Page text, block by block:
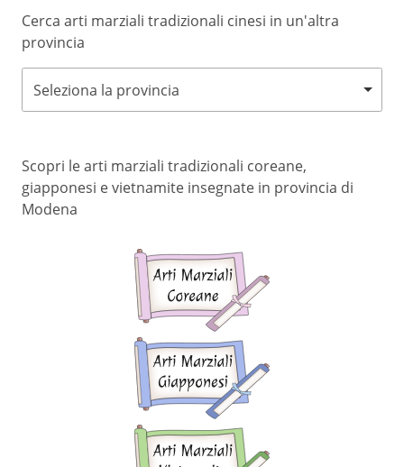
Cerca arti marziali tradizionali cinesi in un'altra
provincia
Seleziona la provincia
Scopri le arti marziali tradizionali coreane,
giapponesi e vietnamite insegnate in provincia di
Modena
marziali
marziali
marziali